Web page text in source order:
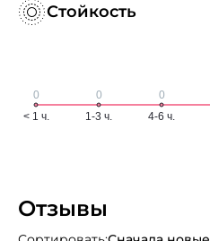
Стойкость
Отзывы